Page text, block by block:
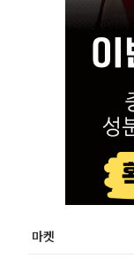
마켓